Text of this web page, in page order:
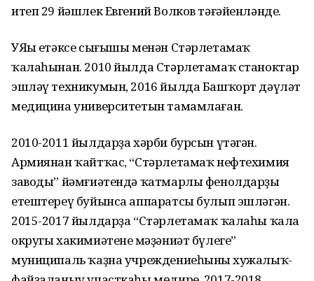
итеп 29 йәшлек Евгений Волков тәғәйенләнде.
УЯңы етәксе сығышы менән Стәрлетамаҡ
ҡалаһынан. 2010 йылда Стәрлетамаҡ станоктар
эшләү техникумын, 2016 йылда Башҡорт дәүләт
медицина университетын тамамлаған.
2010-2011 йылдарҙа хәрби бурсын үтәгән.
Армиянан ҡайтҡас, “Стәрлетамаҡ нефтехимия
заводы” йәмғиәтендә ҡатмарлы фенолдарҙы
етештереү буйынса аппаратсы булып эшләгән.
2015-2017 йылдарҙа “Стәрлетамаҡ ҡалаһы ҡала
округы хакимиәтенең мәҙәниәт бүлеге”
муниципаль ҡаҙна учреждениеһының хужалыҡ-